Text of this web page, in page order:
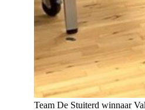
Team De Stuiterd winnaar